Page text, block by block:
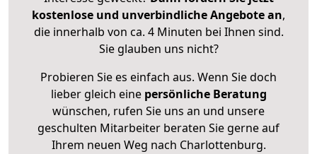
kostenlose und unverbindliche Angebote an,
die innerhalb von ca. 4 Minuten bei Ihnen sind.
Sie glauben uns nicht?
Probieren Sie es einfach aus. Wenn Sie doch
lieber gleich eine persönliche Beratung
wünschen, rufen Sie uns an und unsere
geschulten Mitarbeiter beraten Sie gerne auf
Ihrem neuen Weg nach Charlottenburg.